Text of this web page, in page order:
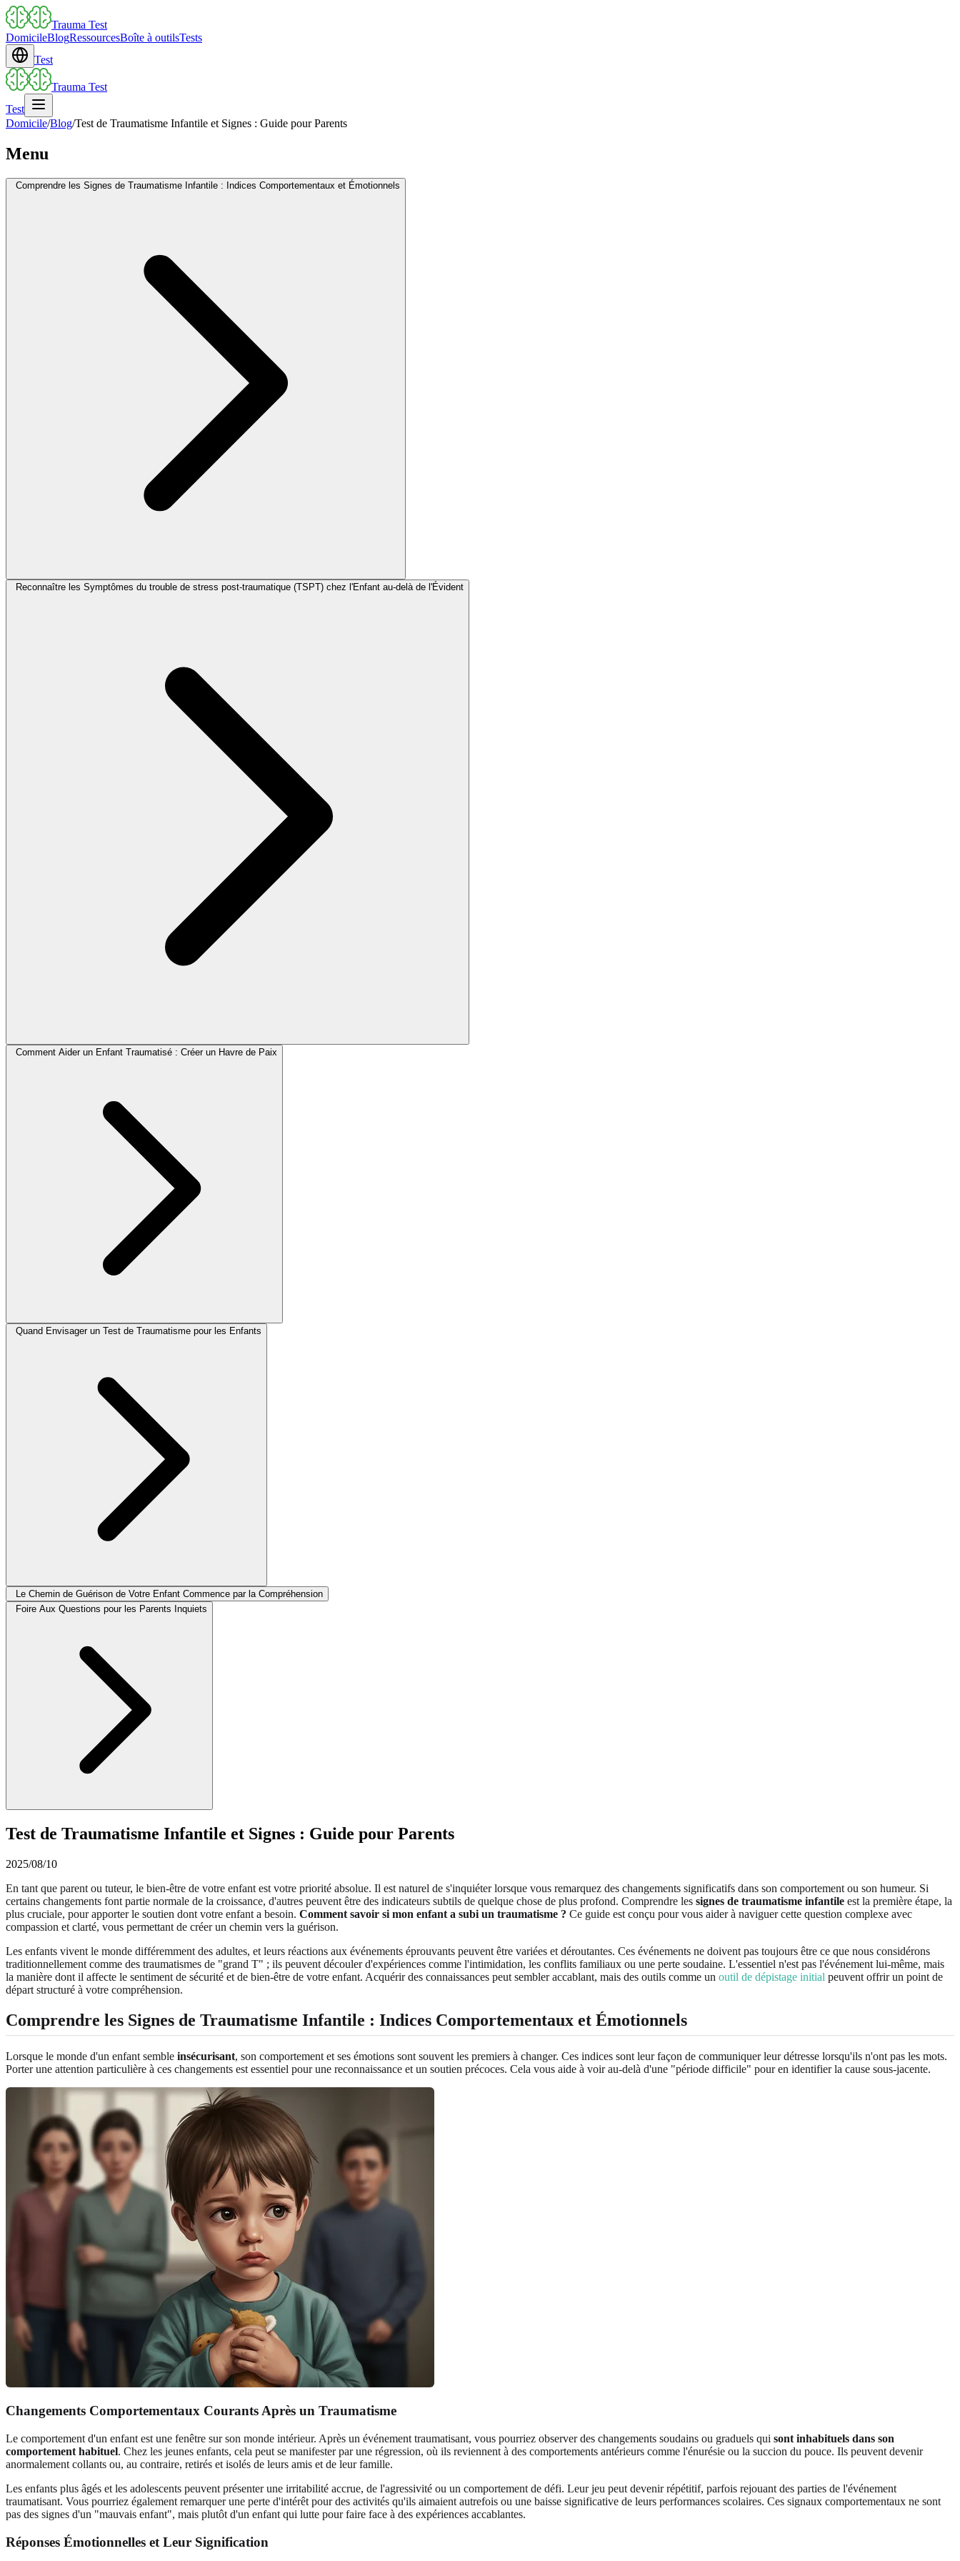
Trauma Test
DomicileBlogRessourcesBoîte à outilsTests
Test
Trauma Test
Test
Domicile/Blog/Test de Traumatisme Infantile et Signes : Guide pour Parents
Menu
Comprendre les Signes de Traumatisme Infantile : Indices Comportementaux et Émotionnels
Reconnaître les Symptômes du trouble de stress post-traumatique (TSPT) chez l'Enfant au-delà de l'Évident
Comment Aider un Enfant Traumatisé : Créer un Havre de Paix
Quand Envisager un Test de Traumatisme pour les Enfants
Le Chemin de Guérison de Votre Enfant Commence par la Compréhension
Foire Aux Questions pour les Parents Inquiets
Test de Traumatisme Infantile et Signes : Guide pour Parents
2025/08/10
En tant que parent ou tuteur, le bien-être de votre enfant est votre priorité absolue. Il est naturel de s'inquiéter lorsque vous remarquez des changements significatifs dans son comportement ou son humeur. Si
certains changements font partie normale de la croissance, d'autres peuvent être des indicateurs subtils de quelque chose de plus profond. Comprendre les signes de traumatisme infantile est la première étape, la
plus cruciale, pour apporter le soutien dont votre enfant a besoin. Comment savoir si mon enfant a subi un traumatisme ? Ce guide est conçu pour vous aider à naviguer cette question complexe avec
compassion et clarté, vous permettant de créer un chemin vers la guérison.
Les enfants vivent le monde différemment des adultes, et leurs réactions aux événements éprouvants peuvent être variées et déroutantes. Ces événements ne doivent pas toujours être ce que nous considérons
traditionnellement comme des traumatismes de "grand T" ; ils peuvent découler d'expériences comme l'intimidation, les conflits familiaux ou une perte soudaine. L'essentiel n'est pas l'événement lui-même, mais
la manière dont il affecte le sentiment de sécurité et de bien-être de votre enfant. Acquérir des connaissances peut sembler accablant, mais des outils comme un outil de dépistage initial peuvent offrir un point de
départ structuré à votre compréhension.
Comprendre les Signes de Traumatisme Infantile : Indices Comportementaux et Émotionnels
Lorsque le monde d'un enfant semble insécurisant, son comportement et ses émotions sont souvent les premiers à changer. Ces indices sont leur façon de communiquer leur détresse lorsqu'ils n'ont pas les mots.
Porter une attention particulière à ces changements est essentiel pour une reconnaissance et un soutien précoces. Cela vous aide à voir au-delà d'une "période difficile" pour en identifier la cause sous-jacente.
Changements Comportementaux Courants Après un Traumatisme
Le comportement d'un enfant est une fenêtre sur son monde intérieur. Après un événement traumatisant, vous pourriez observer des changements soudains ou graduels qui sont inhabituels dans son
comportement habituel. Chez les jeunes enfants, cela peut se manifester par une régression, où ils reviennent à des comportements antérieurs comme l'énurésie ou la succion du pouce. Ils peuvent devenir
anormalement collants ou, au contraire, retirés et isolés de leurs amis et de leur famille.
Les enfants plus âgés et les adolescents peuvent présenter une irritabilité accrue, de l'agressivité ou un comportement de défi. Leur jeu peut devenir répétitif, parfois rejouant des parties de l'événement
traumatisant. Vous pourriez également remarquer une perte d'intérêt pour des activités qu'ils aimaient autrefois ou une baisse significative de leurs performances scolaires. Ces signaux comportementaux ne sont
pas des signes d'un "mauvais enfant", mais plutôt d'un enfant qui lutte pour faire face à des expériences accablantes.
Réponses Émotionnelles et Leur Signification